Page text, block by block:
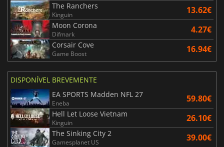
The Ranchers
Kinguin 13.62€
Moon Corona
Difmark 4.27€
Corsair Cove
Game Boost 16.94€
DISPONÍVEL BREVEMENTE
EA SPORTS Madden NFL 27
Eneba 59.80€
Hell Let Loose Vietnam
Kinguin 26.10€
The Sinking City 2
Gamesplanet US 39.00€